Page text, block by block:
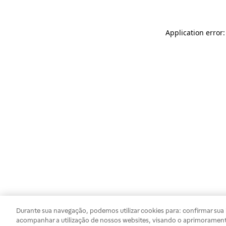
Application
Durante sua navegação, podemos utilizar cookies para: confirmar
acompanhar a utilização de nossos websites, visando o